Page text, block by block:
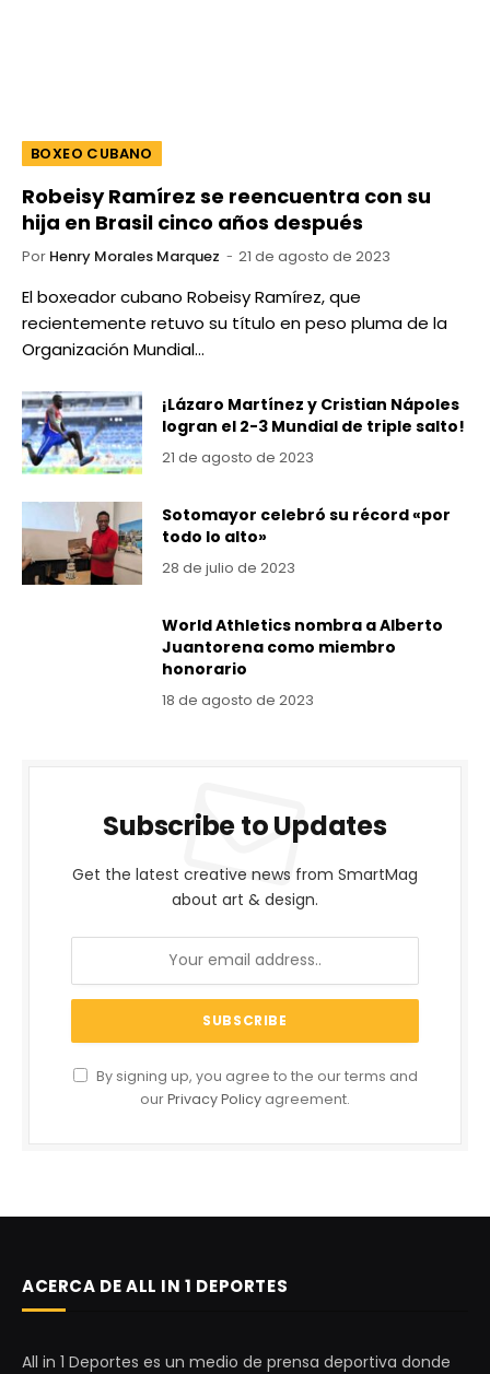
BOXEO CUBANO
Robeisy Ramírez se reencuentra con su
hija en Brasil cinco años después
Por Henry Morales Marquez 21 de agosto de 2023
El boxeador cubano Robeisy Ramírez, que
recientemente retuvo su título en peso pluma de la
Organización Mundial…
¡Lázaro Martínez y Cristian Nápoles
logran el 2-3 Mundial de triple salto!
21 de agosto de 2023
Sotomayor celebró su récord «por
todo lo alto»
28 de julio de 2023
World Athletics nombra a Alberto
Juantorena como miembro
honorario
18 de agosto de 2023
Subscribe to Updates
Get the latest creative news from SmartMag
about art & design.
By signing up, you agree to the our terms and
ourPrivacy Policy agreement.
ACERCA DE ALL IN 1 DEPORTES
All in 1 Deportes es un medio de prensa deportiva donde